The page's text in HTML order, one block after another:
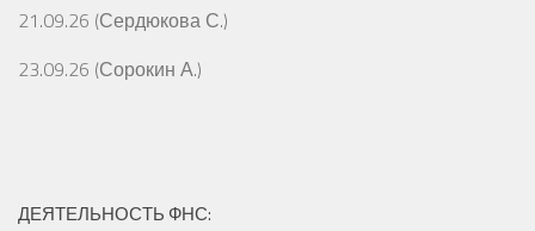
21.09.26 (Сердюкова С.)
23.09.26 (Сорокин А.)
ДЕЯТЕЛЬНОСТЬ ФНС: